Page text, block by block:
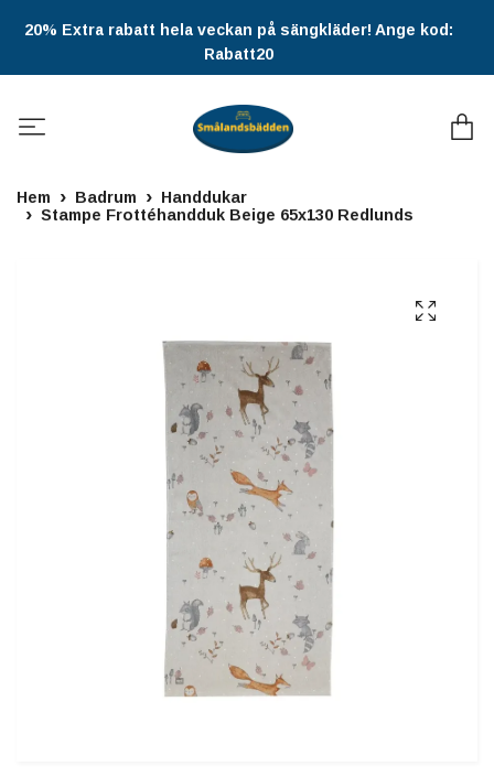
20% Extra rabatt hela veckan på sängkläder! Ange kod:
Rabatt20
Hem Badrum
Handdukar
Stampe Frottéhandduk Beige 65x130 Redlunds